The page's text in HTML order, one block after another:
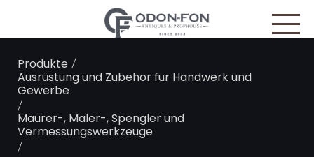
Produkte/
Ausrüstung und Zubehör für Handwerk und
Gewerbe
/
Maurer-, Maler-, Spengler und
Vermessungswerkzeuge
/